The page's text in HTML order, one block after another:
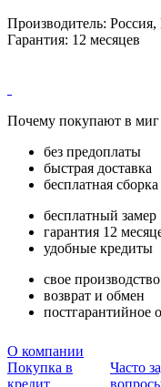
Производитель:
Гарантия: 12 месяцев
Почему покупают в миг
без предоплаты
быстрая доставка
бесплатная сборка
бесплатный замер
гарантия 12
удобные кредиты
свое производство
возврат и обмен
постгарантийное
О компании
Покупка в
кредит
Часто